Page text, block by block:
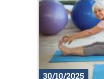
30/10/2025